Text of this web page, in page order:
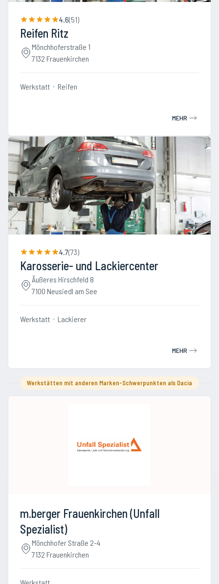
4.6(51)
Reifen Ritz
Mönchhoferstraße 1
7132 Frauenkirchen
Werkstatt Reifen
MEHR
4.7(73)
Karosserie- und Lackiercenter
Äußeres Hirschfeld 8
7100 Neusiedl am See
Werkstatt Lackierer
MEHR
Werkstätten mit anderen Marken-Schwerpunkten als Dacia
m.berger Frauenkirchen (Unfall
Spezialist)
Mönchhofer Straße 2-4
7132 Frauenkirchen